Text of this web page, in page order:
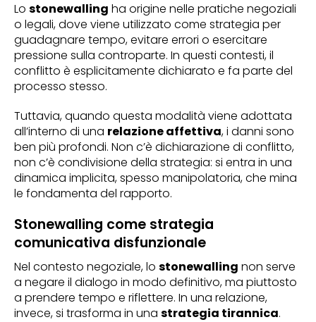
Lo stonewalling ha origine nelle pratiche negoziali
o legali, dove viene utilizzato come strategia per
guadagnare tempo, evitare errori o esercitare
pressione sulla controparte. In questi contesti, il
conflitto è esplicitamente dichiarato e fa parte del
processo stesso.
Tuttavia, quando questa modalità viene adottata
all’interno di una relazione affettiva, i danni sono
ben più profondi. Non c’è dichiarazione di conflitto,
non c’è condivisione della strategia: si entra in una
dinamica implicita, spesso manipolatoria, che mina
le fondamenta del rapporto.
Stonewalling come strategia
comunicativa disfunzionale
Nel contesto negoziale, lo stonewalling non serve
a negare il dialogo in modo definitivo, ma piuttosto
a prendere tempo e riflettere. In una relazione,
invece, si trasforma in una strategia tirannica.